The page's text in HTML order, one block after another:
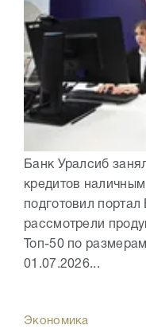
Банк Уралсиб
кредитов
подготовил
рассмотрели
Топ-50 по
01.07.2026...
Экономика